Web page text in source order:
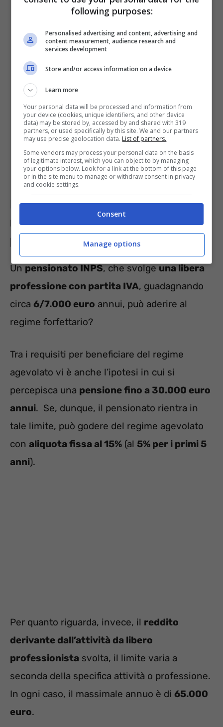
25.000 ai 50.000 euro;
le spese per il lavoro dipendente o
relative al pagamento di collaboratori
non superino i5.000 eurolordi annui;
20.000 euro;
altri eventuali redditi da lavoro
dipendente o pensione non siano
superiori ai30.000euro annui.
Il regime forfettario può essere
mantenuto anche da un
pensionato?
Un pensionato INPS, che svolge una libera
professione con partita IVA, guadagnando
circa 6/7.000 euro annui, può aderire al
regime forfettario?
Tra i requisiti per beneficiare del regime
agevolato vi è anche l’ipotesi in cui si
percepisca una pensione fino a 30.000 euro
annui. Se, dunque, il pensionato rientra in
tale limite, può godere del regime agevolato
con aliquota fissa al 15% (al 5% per i primi 5
anni).
Per quanto riguarda, invece, il reddito
derivante dall’attività da libero
professionista svolta, il limite varia a
seconda della specifica attività o professione.
In ogni caso, il massimale annuo è di 65.000
euro.
following purposes:
Personalised advertising and content, advertising and
content measurement, audience research and
services development
Store and/or access information on a device
Learn more
Your personal data will be processed and information from
your device (cookies, unique identifiers, and other device
data) may be stored by, accessed by and shared with 319
partners, or used specifically by this site. We and our partners
may use precise geolocation data. List of partners.
Some vendors may process your personal data on the basis
of legitimate interest, which you can object to by managing
your options below. Look for a link at the bottom of this page
or in the site menu to manage or withdraw consent in privacy
and cookie settings.
Consent
Manage options